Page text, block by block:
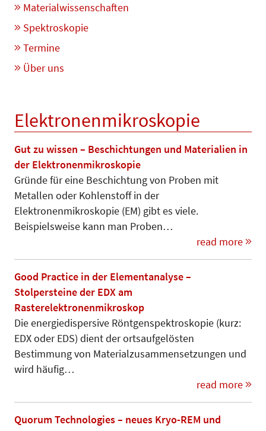
Materialwissenschaften
Spektroskopie
Termine
Über uns
Elektronenmikroskopie
Gut zu wissen – Beschichtungen und Materialien in
der Elektronenmikroskopie
Gründe für eine Beschichtung von Proben mit
Metallen oder Kohlenstoff in der
Elektronenmikroskopie (EM) gibt es viele.
Beispielsweise kann man Proben…
read more
Good Practice in der Elementanalyse –
Stolpersteine der EDX am
Rasterelektronenmikroskop
Die energiedispersive Röntgenspektro­skopie (kurz:
EDX oder EDS) dient der ortsaufgelösten
Bestimmung von Materialzusammensetzungen und
wird häufig…
read more
Quorum Technologies – neues Kryo-REM und